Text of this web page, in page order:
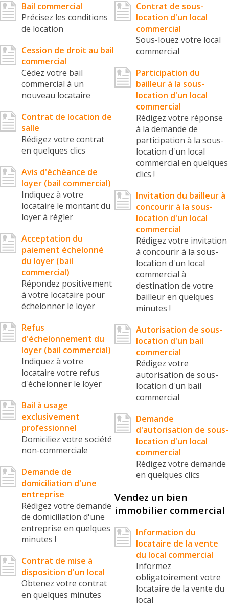
Bail commercial
Précisez les conditions
de location
Cession de droit au bail
commercial
Cédez votre bail
commercial à un
nouveau locataire
Contrat de location de
salle
Rédigez votre contrat
en quelques clics
Avis d'échéance de
loyer (bail commercial)
Indiquez à votre
locataire le montant du
loyer à régler
Acceptation du
paiement échelonné
du loyer (bail
commercial)
Répondez positivement
à votre locataire pour
échelonner le loyer
Refus
d'échelonnement du
loyer (bail commercial)
Indiquez à votre
locataire votre refus
d'échelonner le loyer
Bail à usage
exclusivement
professionnel
Domiciliez votre société
non-commerciale
Demande de
domiciliation d'une
entreprise
Rédigez votre demande
de domiciliation d'une
entreprise en quelques
minutes !
Contrat de mise à
disposition d'un local
Obtenez votre contrat
en quelques minutes
Contrat de sous-
location d'un local
commercial
Sous-louez votre local
commercial
Participation du
bailleur à la sous-
location d'un local
commercial
Rédigez votre réponse
à la demande de
participation à la sous-
location d'un local
commercial en quelques
clics !
Invitation du bailleur à
concourir à la sous-
location d'un local
commercial
Rédigez votre invitation
à concourir à la sous-
location d'un local
commercial à
destination de votre
bailleur en quelques
minutes !
Autorisation de sous-
location d'un bail
commercial
Rédigez votre
autorisation de sous-
location d'un bail
commercial
Demande
d'autorisation de sous-
location d'un local
commercial
Rédigez votre demande
en quelques clics
Vendez un bien
immobilier commercial
Information du
locataire de la vente
du local commercial
Informez
obligatoirement votre
locataire de la vente du
local